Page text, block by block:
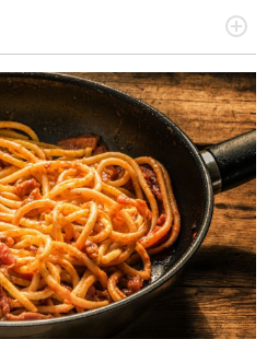
Da oltre dieci anni si occupa di
di sport, attualità,
e videogame.